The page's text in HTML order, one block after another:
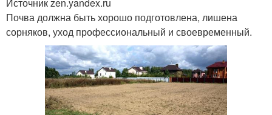
Почва должна быть хорошо подготовлена, лишена
сорняков, уход профессиональный и своевременный.